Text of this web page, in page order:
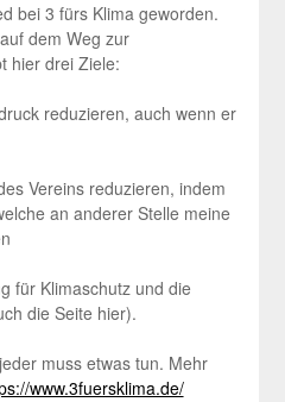
bei 3 fürs Klima geworden.
dem Weg zur
hier drei Ziele:
reduzieren, auch wenn er
Vereins reduzieren, indem
an anderer Stelle meine
für Klimaschutz und die
die Seite hier).
muss etwas tun. Mehr
www.3fuersklima.de/